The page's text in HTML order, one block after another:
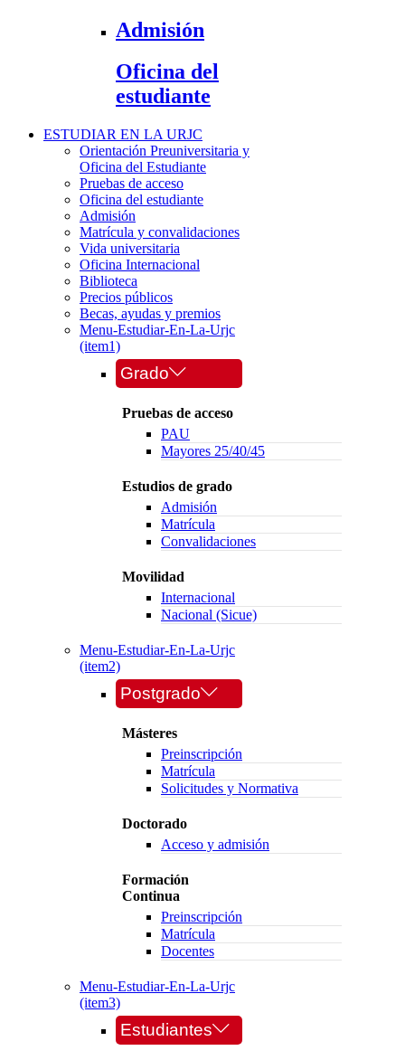
Admisión
Oficina del
estudiante
ESTUDIAR EN LA URJC
Orientación Preuniversitaria y
Oficina del Estudiante
Pruebas de acceso
Oficina del estudiante
Admisión
Matrícula y convalidaciones
Vida universitaria
Oficina Internacional
Biblioteca
Precios públicos
Becas, ayudas y premios
Menu-Estudiar-En-La-Urjc
(item1)
Grado
Pruebas de acceso
PAU
Mayores 25/40/45
Estudios de grado
Admisión
Matrícula
Convalidaciones
Movilidad
Internacional
Nacional (Sicue)
Menu-Estudiar-En-La-Urjc
(item2)
Postgrado
Másteres
Preinscripción
Matrícula
Solicitudes y Normativa
Doctorado
Acceso y admisión
Formación
Continua
Preinscripción
Matrícula
Docentes
Menu-Estudiar-En-La-Urjc
(item3)
Estudiantes